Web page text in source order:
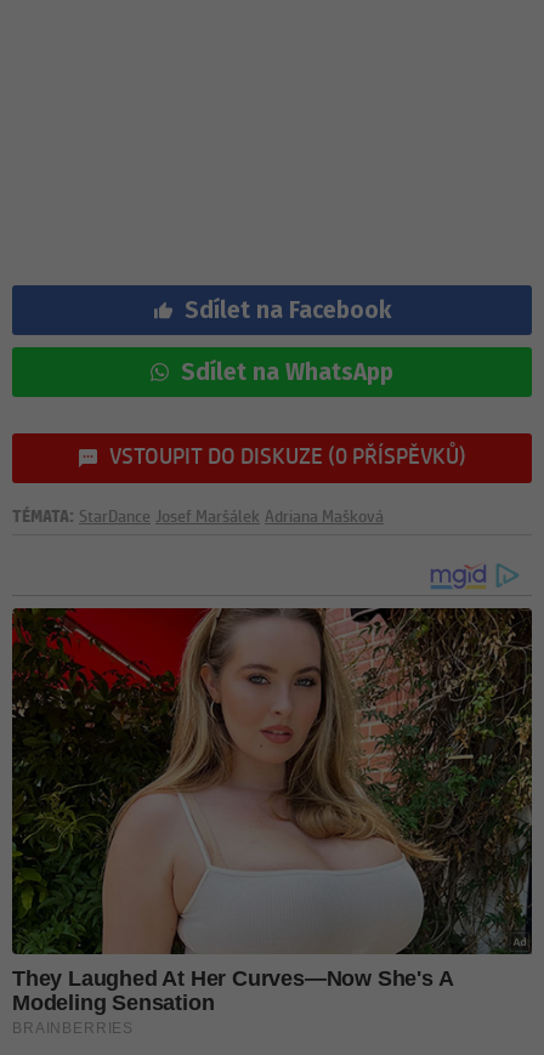
Sdílet na Facebook
Sdílet na WhatsApp
VSTOUPIT DO DISKUZE (0 PŘÍSPĚVKŮ)
TÉMATA: StarDance Josef Maršálek Adriana Mašková